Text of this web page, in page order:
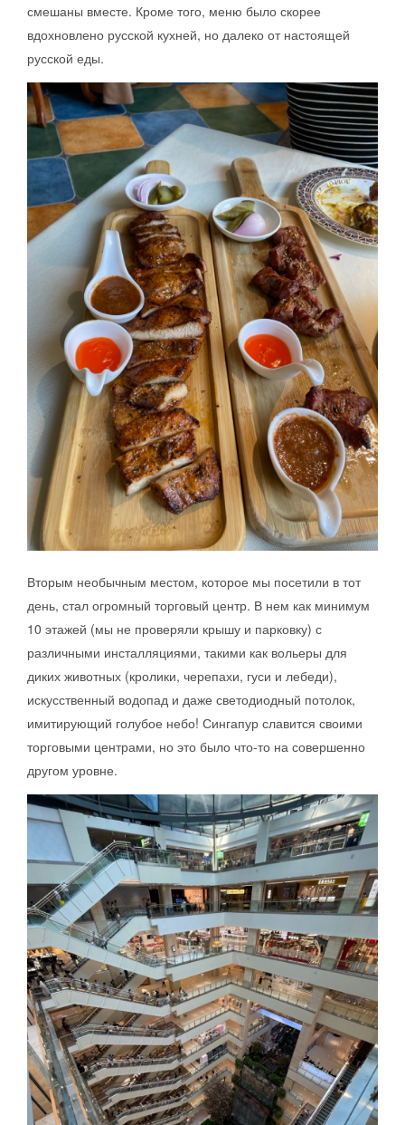
смешаны вместе. Кроме того, меню было скорее
вдохновлено русской кухней, но далеко от настоящей
русской еды.
Вторым необычным местом, которое мы посетили в тот
день, стал огромный торговый центр. В нем как минимум
10 этажей (мы не проверяли крышу и парковку) с
различными инсталляциями, такими как вольеры для
диких животных (кролики, черепахи, гуси и лебеди),
искусственный водопад и даже светодиодный потолок,
имитирующий голубое небо! Сингапур славится своими
торговыми центрами, но это было что-то на совершенно
другом уровне.